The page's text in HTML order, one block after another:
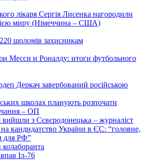
лікаря Сергія Лисенка нагородили
миру (Німеччина – США)
шоломів захисникам
Месси и Роналду: итоги футбольного
Деркач завербований російською
школах планують розпочати
– ОП
вийшли з Сєвєродонецька – журналіст
кандидатство України в ЄС: “головне,
для РФ”
колаборанта
Іл-76